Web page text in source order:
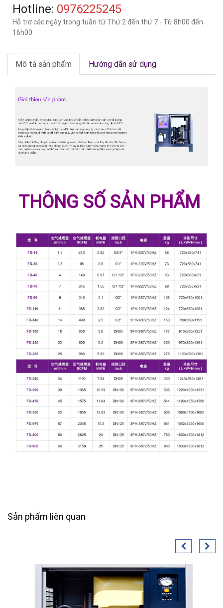
Hotline: ‎0976225245
Hỗ trợ các ngày trong tuần từ Thứ 2 đến thứ 7 - Từ 8h00 đến
16h00
Mô tả sản phẩm Hướng dẫn sử dụng
THÔNG SỐ SẢN PHẨM
Sản phẩm liên quan